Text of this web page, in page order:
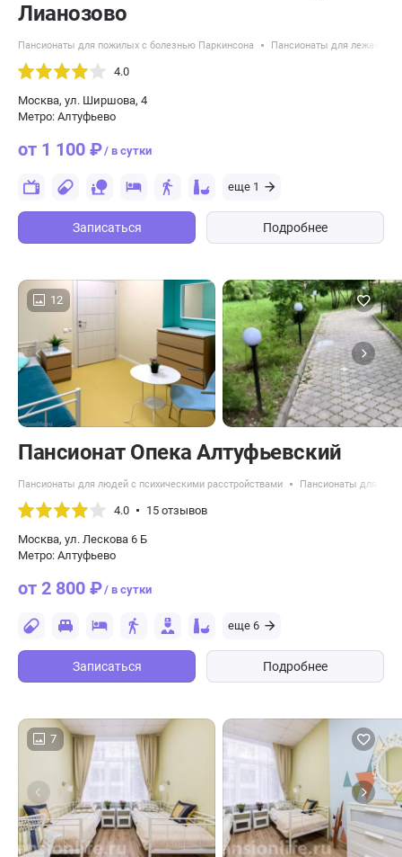
Лианозово
Пансионаты для пожилых с болезнью Паркинсона Пансионаты для лежачих
4.0
Москва, ул. Ширшова, 4
Метро: Алтуфьево
от 1 100 ₽/ в сутки
еще 1
Записаться Подробнее
12
Пансионат Опека Алтуфьевский
Пансионаты для людей с психическими расстройствами Пансионаты для
4.0 15 отзывов
Москва, ул. Лескова 6 Б
Метро: Алтуфьево
от 2 800 ₽/ в сутки
еще 6
Записаться Подробнее
7